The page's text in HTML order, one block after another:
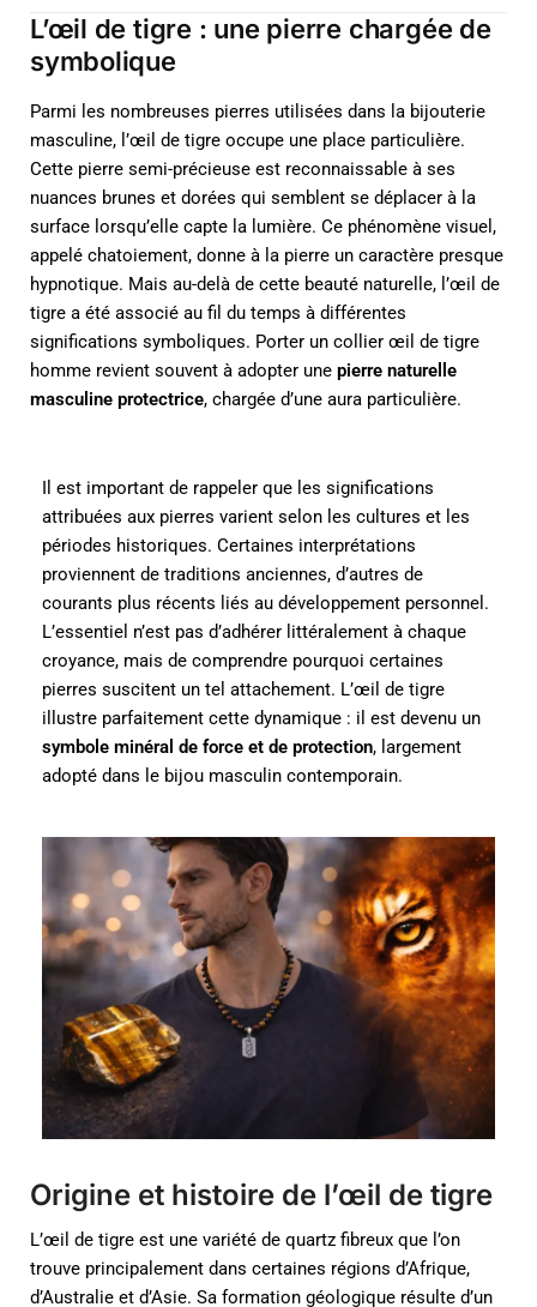
L’œil de tigre : une pierre chargée de
symbolique
Parmi les nombreuses pierres utilisées dans la bijouterie
masculine, l’œil de tigre occupe une place particulière.
Cette pierre semi-précieuse est reconnaissable à ses
nuances brunes et dorées qui semblent se déplacer à la
surface lorsqu’elle capte la lumière. Ce phénomène visuel,
appelé chatoiement, donne à la pierre un caractère presque
hypnotique. Mais au-delà de cette beauté naturelle, l’œil de
tigre a été associé au fil du temps à différentes
significations symboliques. Porter un collier œil de tigre
homme revient souvent à adopter une pierre naturelle
masculine protectrice, chargée d’une aura particulière.
Il est important de rappeler que les significations
attribuées aux pierres varient selon les cultures et les
périodes historiques. Certaines interprétations
proviennent de traditions anciennes, d’autres de
courants plus récents liés au développement personnel.
L’essentiel n’est pas d’adhérer littéralement à chaque
croyance, mais de comprendre pourquoi certaines
pierres suscitent un tel attachement. L’œil de tigre
illustre parfaitement cette dynamique : il est devenu un
symbole minéral de force et de protection, largement
adopté dans le bijou masculin contemporain.
Origine et histoire de l’œil de tigre
L’œil de tigre est une variété de quartz fibreux que l’on
trouve principalement dans certaines régions d’Afrique,
d’Australie et d’Asie. Sa formation géologique résulte d’un